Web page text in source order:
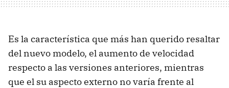
Es la característica que más han querido resaltar
del nuevo modelo, el aumento de velocidad
respecto a las versiones anteriores, mientras
que el su aspecto externo no varía frente al